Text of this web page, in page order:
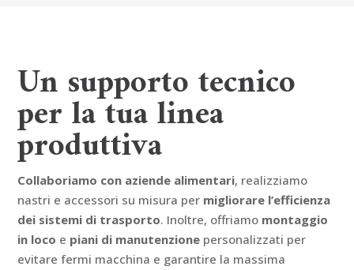
Un supporto tecnico
per la tua linea
produttiva
Collaboriamo con aziende alimentari, realizziamo
nastri e accessori su misura per migliorare l’efficienza
dei sistemi di trasporto. Inoltre, offriamo montaggio
in loco e piani di manutenzione personalizzati per
evitare fermi macchina e garantire la massima